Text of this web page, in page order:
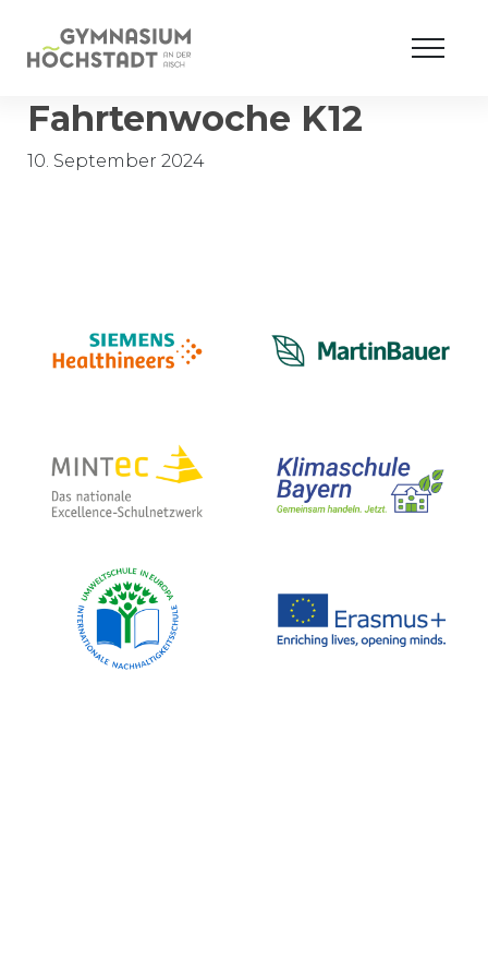
Fahrtenwoche K12
10. September 2024